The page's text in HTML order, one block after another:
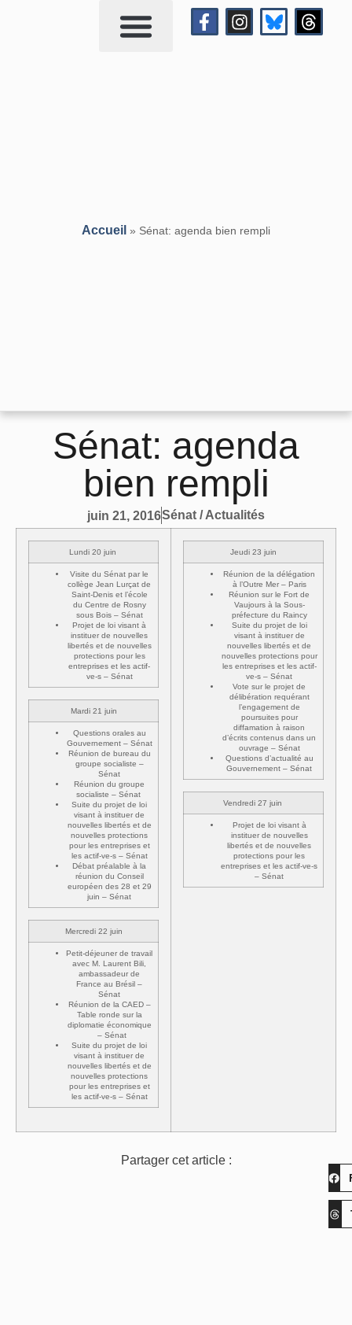
Accueil » Sénat: agenda bien rempli
Sénat: agenda
bien rempli
juin 21, 2016Sénat / Actualités
Lundi 20 juin
Visite du Sénat par le
collège Jean Lurçat de
Saint-Denis et l’école
du Centre de Rosny
sous Bois – Sénat
Projet de loi visant à
instituer de nouvelles
libertés et de nouvelles
protections pour les
entreprises et les actif-
ve-s – Sénat
Mardi 21 juin
Questions orales au
Gouvernement – Sénat
Réunion de bureau du
groupe socialiste –
Sénat
Réunion du groupe
socialiste – Sénat
Suite du projet de loi
visant à instituer de
nouvelles libertés et de
nouvelles protections
pour les entreprises et
les actif-ve-s – Sénat
Débat préalable à la
réunion du Conseil
européen des 28 et 29
juin – Sénat
Mercredi 22 juin
Petit-déjeuner de travail
avec M. Laurent Bili,
ambassadeur de
France au Brésil –
Sénat
Réunion de la CAED –
Table ronde sur la
diplomatie économique
– Sénat
Suite du projet de loi
visant à instituer de
nouvelles libertés et de
nouvelles protections
pour les entreprises et
les actif-ve-s – Sénat
Jeudi 23 juin
Réunion de la délégation
à l’Outre Mer – Paris
Réunion sur le Fort de
Vaujours à la Sous-
préfecture du Raincy
Suite du projet de loi
visant à instituer de
nouvelles libertés et de
nouvelles protections pour
les entreprises et les actif-
ve-s – Sénat
Vote sur le projet de
délibération requérant
l’engagement de
poursuites pour
diffamation à raison
d’écrits contenus dans un
ouvrage – Sénat
Questions d’actualité au
Gouvernement – Sénat
Vendredi 27 juin
Projet de loi visant à
instituer de nouvelles
libertés et de nouvelles
protections pour les
entreprises et les actif-ve-s
– Sénat
Partager cet article :